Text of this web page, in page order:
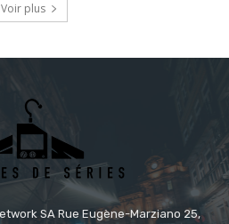
Voir plus
SA Rue Eugène-Marziano 25,